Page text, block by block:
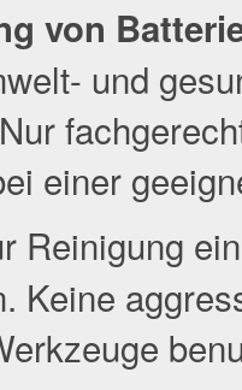
von
und
einer
Reinigung
Keine